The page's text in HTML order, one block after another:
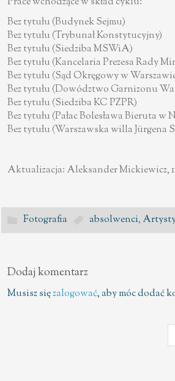
Bez tytułu (Budynek Sejmu)
Bez tytułu (Trybunał Konstytucyjny)
Bez tytułu (Siedziba MSWiA)
Bez tytułu (Kancelaria Prezesa Rady
Bez tytułu (Sąd Okręgowy w
Bez tytułu (Dowództwo Garnizonu
Bez tytułu (Siedziba KC PZPR)
Bez tytułu (Pałac Bolesława Bieruta w
Bez tytułu (Warszawska willa Jürgena
Aktualizacja: Aleksander Mickiewicz,
Fotografia absolwenci,
Dodaj komentarz
Musisz sięzalogować, aby móc dodać